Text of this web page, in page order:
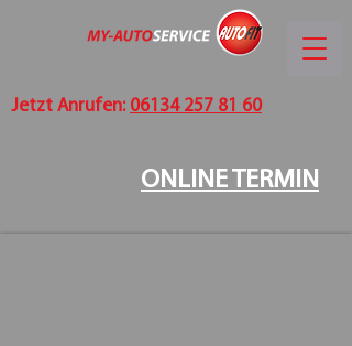
ONLINE TERMIN
Jetzt Anrufen: 06134 257 81 60